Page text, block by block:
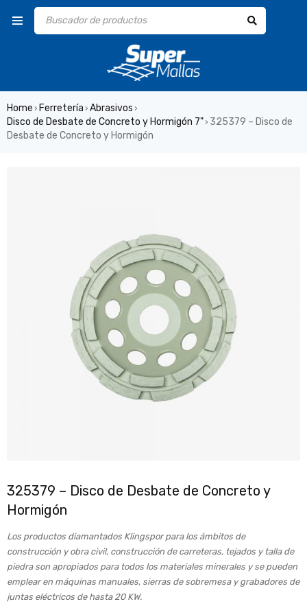
Home › Ferretería › Abrasivos ›
Disco de Desbate de Concreto y Hormigón 7"› 325379 – Disco de
Desbate de Concreto y Hormigón
325379 – Disco de Desbate de Concreto y
Hormigón
Los productos diamantados Klingspor para los ámbitos de
construcción y obra civil, construcción de carreteras, tejados y talla de
piedra son apropiados para todos los materiales minerales y se pueden
emplear en máquinas manuales, sierras de sobremesa y grabadores de
juntas eléctricos de hasta 20 KW.